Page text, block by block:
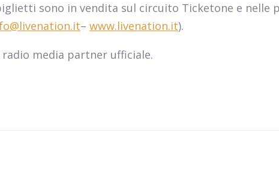
sono in vendita sul circuito Ticketone e nelle
– www.livenation.it).
media partner ufficiale.